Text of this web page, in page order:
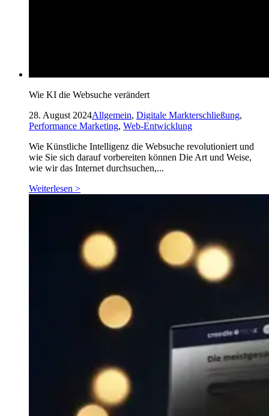
Wie KI die Websuche verändert
28. August 2024Allgemein, Digitale Markterschließung,
Performance Marketing, Web-Entwicklung
Wie Künstliche Intelligenz die Websuche revolutioniert und
wie Sie sich darauf vorbereiten können Die Art und Weise,
wie wir das Internet durchsuchen,...
Weiterlesen >